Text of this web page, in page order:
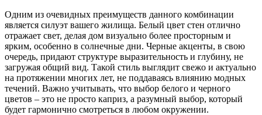
Одним из очевидных преимуществ данного комбинации
является силуэт вашего жилища. Белый цвет стен отлично
отражает свет, делая дом визуально более просторным и
ярким, особенно в солнечные дни. Черные акценты, в свою
очередь, придают структуре выразительность и глубину, не
загружая общий вид. Такой стиль выглядит свежо и актуально
на протяжении многих лет, не поддаваясь влиянию модных
течений. Важно учитывать, что выбор белого и черного
цветов – это не просто каприз, а разумный выбор, который
будет гармонично смотреться в любом окружении.